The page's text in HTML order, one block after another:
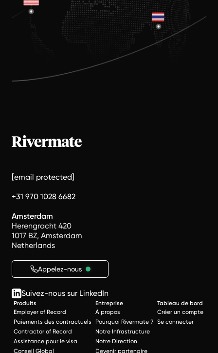
[email protected]
+31 970 1028 6682
Amsterdam
Herengracht 420
1017 BZ, Amsterdam
Netherlands
Appelez-nous
Suivez-nous sur LinkedIn
Produits
Employer of Record
Paiements des contractuels
Contractor of Record
Assistance pour le visa
Conseil Global
Entreprise
À propos
Pourquoi Rivermate ?
Notre Infrastructure
Notre Direction
Devenir partenaire
Tableau de bord
Créer un compte
Se connecter